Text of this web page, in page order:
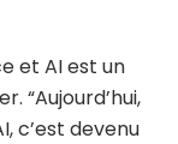
et AI est un
“Aujourd’hui,
c’est devenu